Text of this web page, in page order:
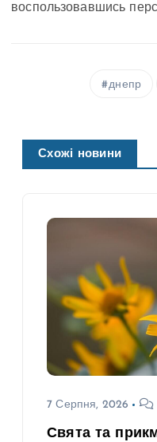
воспользовавшись
днепр
Схожі новини
7 Серпня, 2026
Свята та